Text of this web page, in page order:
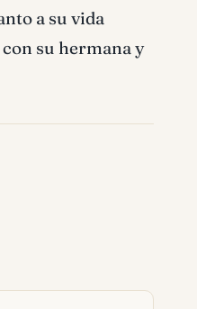
a su vida
su hermana y